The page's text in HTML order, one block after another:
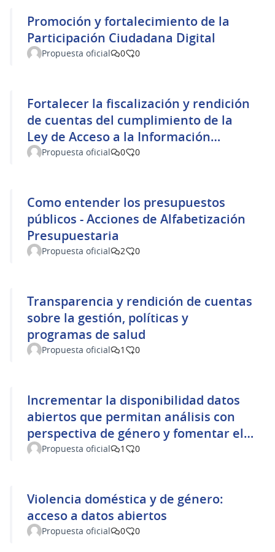
Promoción y fortalecimiento de la
Participación Ciudadana Digital
Propuesta oficial 0 0
Fortalecer la fiscalización y rendición
de cuentas del cumplimiento de la
Ley de Acceso a la Información
Pública
Propuesta oficial 0 0
Como entender los presupuestos
públicos - Acciones de Alfabetización
Presupuestaria
Propuesta oficial 2 0
Transparencia y rendición de cuentas
sobre la gestión, políticas y
programas de salud
Propuesta oficial 1 0
Incrementar la disponibilidad datos
abiertos que permitan análisis con
perspectiva de género y fomentar el
proyecto “Mujeres con calle”
Propuesta oficial 1 0
Violencia doméstica y de género:
acceso a datos abiertos
Propuesta oficial 0 0